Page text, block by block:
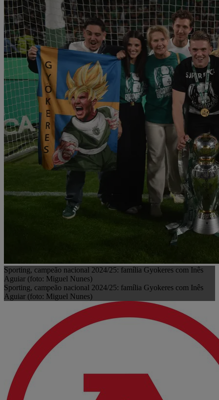
Sporting, campeão nacional 2024/25: família Gyokeres com Inês
Aguiar (foto: Miguel Nunes)
Sporting, campeão nacional 2024/25: família Gyokeres com Inês
Aguiar (foto: Miguel Nunes)